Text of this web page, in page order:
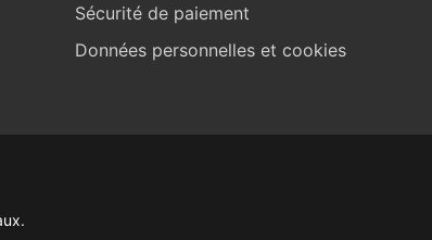
Sécurité de paiement
Données personnelles et cookies